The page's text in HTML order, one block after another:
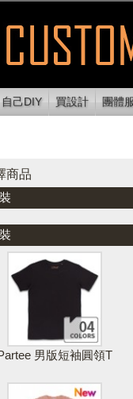
自己DIY 買設計 團體
換位置
商品
男版短袖圓領T